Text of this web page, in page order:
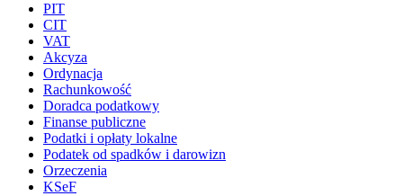
PIT
CIT
VAT
Akcyza
Ordynacja
Rachunkowość
Doradca podatkowy
Finanse publiczne
Podatki i opłaty lokalne
Podatek od spadków i darowizn
Orzeczenia
KSeF